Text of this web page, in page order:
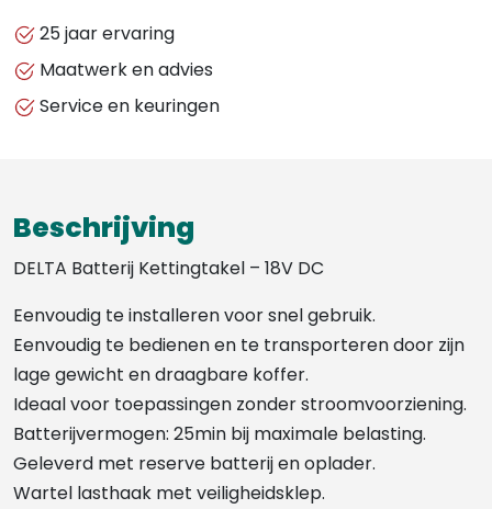
25 jaar ervaring
Maatwerk en advies
Service en keuringen
Beschrijving
DELTA Batterij Kettingtakel – 18V DC
Eenvoudig te installeren voor snel gebruik.
Eenvoudig te bedienen en te transporteren door zijn
lage gewicht en draagbare koffer.
Ideaal voor toepassingen zonder stroomvoorziening.
Batterijvermogen: 25min bij maximale belasting.
Geleverd met reserve batterij en oplader.
Wartel lasthaak met veiligheidsklep.